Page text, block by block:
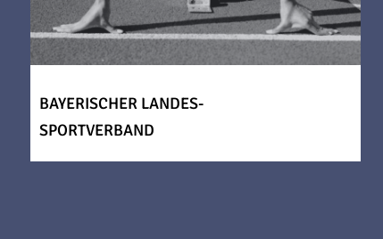
BAYERISCHER LANDES-
SPORTVERBAND